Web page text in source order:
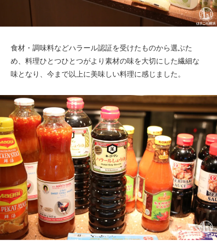
食材・調味料などハラール認証を受けたものから選ぶた
め、料理ひとつひとつがより素材の味を大切にした繊細な
味となり、今まで以上に美味しい料理に感じました。